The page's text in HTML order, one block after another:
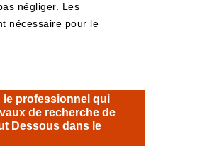
négliger. Les
nécessaire pour le
le professionnel qui
de recherche de
Dessous dans le